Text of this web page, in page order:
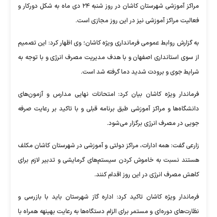
مراکز آموزشی شهرستان کاشان در روز شنبه ۲۴ دی ماه به شکل دورکار و
فعالیت مراکز آموزشی نیز در این روز مجازی است.
به گزارش روابط عمومی فرمانداری ویژه کاشان؛ وی اظهار کرد: این تصمیم
از سوی استانداری اصفهان و با هدف مدیریت مصرف انرژی و با توجه به
شرایط جوی و برودت شدید دما گرفته شد است.
فرماندار ویژه کاشان بیان کرد: امتحانات نهایی مدارس و آزمون‌های
دانشگاه‌ها و مراکز آموزشی طبق برنامه قبلی و با تاکید بر رعایت صرفه
جویی در مصرف انرژی برگزار می‌شود.
️زارعی گفت: همه ادارات، مراکز دولتی و آموزشی در شهرستان کاشان مکلف
هستند نسبت به خاموش کردن سیستم‌های گرمایشی و تدبیر لازم برای
کاهش مصرف انرژی در این روز اقدام کنند.
فرماندار ویژه کاشان تاکید کرد: اداره گاز شهرستان باید با بازرسی و
نظارت‌های دوره‌ای و مستمر برای الزام دستگاه‌ها به رعایت بهینهه همراه با